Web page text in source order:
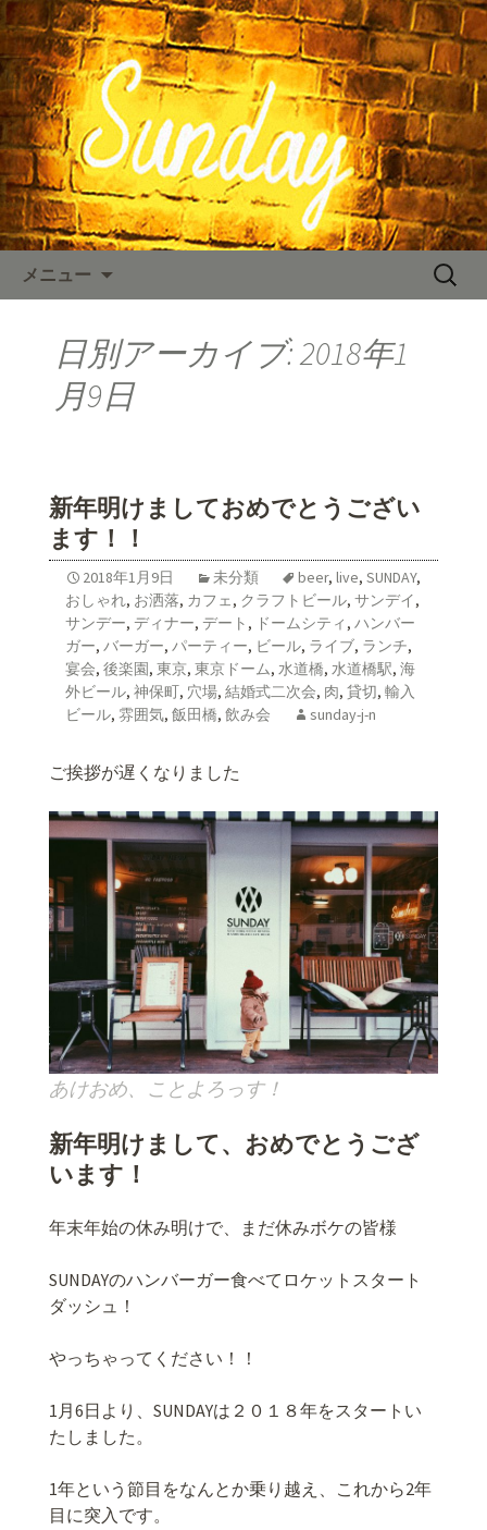
SUNDAY TIMES
東京、水道橋駅近くにある、カフェ
「SUNDAY（サンデー）」。のNYスタイ
ルの店内、人気のハンバーガーやステ
ーキなどのお料理をご用意しておりま
す。カフェ、ランチ、ディナー、パー
ティーなど多様なシーンに対応。新着
情報を随時更新中。
メニュー
検
日別アーカイブ: 2018年1
月9日
新年明けましておめでとうござい
ます！！
2018年1月9日 未分類 beer, live, SUNDAY,
おしゃれ, お洒落, カフェ, クラフトビール, サンデイ,
サンデー, ディナー, デート , ドームシティ , ハンバー
ガー, バーガー, パーティー, ビール, ライブ, ランチ,
宴会, 後楽園, 東京, 東京ドーム, 水道橋, 水道橋駅, 海
外ビール, 神保町, 穴場, 結婚式二次会, 肉, 貸切, 輸入
ビール, 雰囲気, 飯田橋, 飲み会 sunday-j-n
ご挨拶が遅くなりました
あけおめ、ことよろっす！
新年明けまして、おめでとうござ
います！
年末年始の休み明けで、まだ休みボケの皆様
SUNDAYのハンバーガー食べてロケットスタート
ダッシュ！
やっちゃってください！！
1月6日より、SUNDAYは２０１８年をスタートい
たしました。
1年という節目をなんとか乗り越え、これから2年
目に突入です。